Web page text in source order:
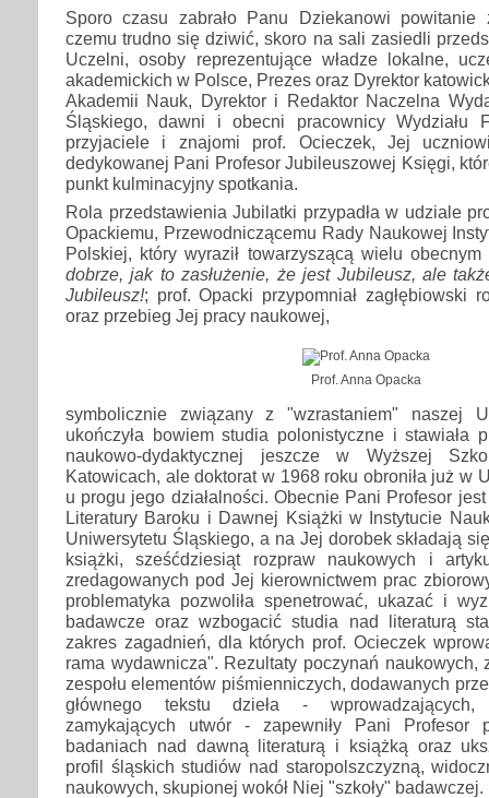
Sporo czasu zabrało Panu Dziekanowi powitanie
czemu trudno się dziwić, skoro na sali zasiedli
Uczelni, osoby reprezentujące władze lokalne,
akademickich w Polsce, Prezes oraz Dyrektor
Akademii Nauk, Dyrektor i Redaktor Naczelna
Śląskiego, dawni i obecni pracownicy Wydziału
przyjaciele i znajomi prof. Ocieczek, Jej
dedykowanej Pani Profesor Jubileuszowej Księgi,
punkt kulminacyjny spotkania.
Rola przedstawienia Jubilatki przypadła w udziale
Opackiemu, Przewodniczącemu Rady Naukowej
Polskiej, który wyraził towarzyszącą wielu
dobrze, jak to zasłużenie, że jest Jubileusz, ale
Jubileusz!; prof. Opacki przypomniał zagłębiowski
oraz przebieg Jej pracy naukowej,
Prof. Anna Opacka
symbolicznie związany z "wzrastaniem" naszej
ukończyła bowiem studia polonistyczne i stawiała
naukowo-dydaktycznej jeszcze w Wyższej
Katowicach, ale doktorat w 1968 roku obroniła już w
u progu jego działalności. Obecnie Pani Profesor
Literatury Baroku i Dawnej Książki w Instytucie
Uniwersytetu Śląskiego, a na Jej dorobek składają
książki, sześćdziesiąt rozpraw naukowych i
zredagowanych pod Jej kierownictwem prac
problematyka pozwoliła spenetrować, ukazać i
badawcze oraz wzbogacić studia nad literaturą
zakres zagadnień, dla których prof. Ocieczek
rama wydawnicza". Rezultaty poczynań naukowych,
zespołu elementów piśmienniczych, dodawanych
głównego tekstu dzieła -
zamykających utwór - zapewniły Pani Profesor
badaniach nad dawną literaturą i książką oraz
profil śląskich studiów nad staropolszczyzną,
naukowych, skupionej wokół Niej "szkoły" badawczej.